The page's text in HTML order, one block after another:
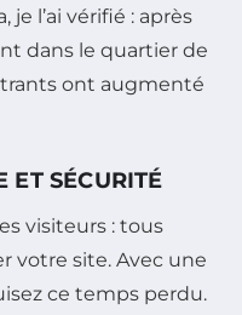
l’ai vérifié : après
dans le quartier de
ont augmenté
ET SÉCURITÉ
visiteurs : tous
votre site. Avec une
ce temps perdu.